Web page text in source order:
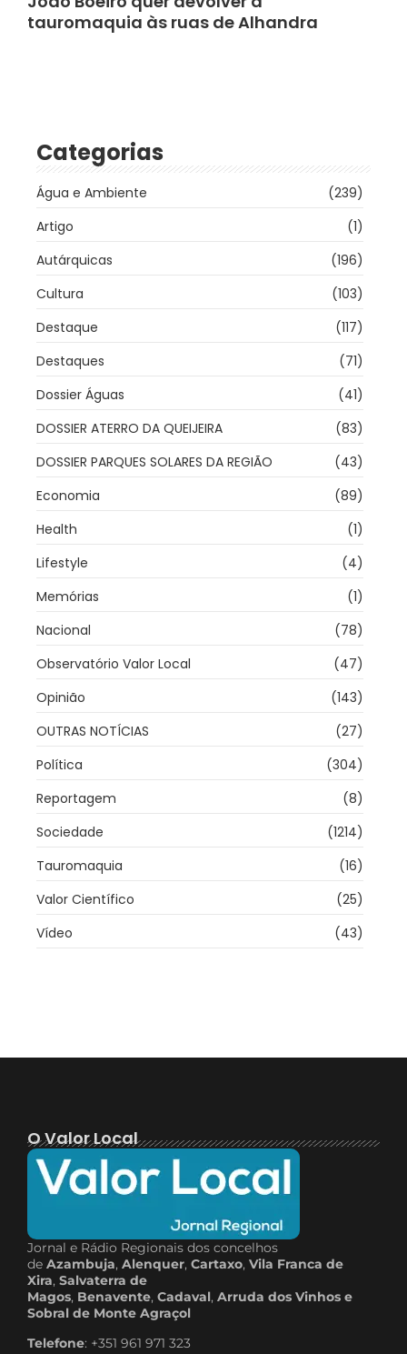
tauromaquia às ruas de Alhandra
Categorias
Água e Ambiente
(239)
Artigo
(1)
Autárquicas
(196)
Cultura
(103)
Destaque
(117)
Destaques
(71)
Dossier Águas
(41)
DOSSIER ATERRO DA QUEIJEIRA
(83)
DOSSIER PARQUES SOLARES DA REGIÃO
(43)
Economia
(89)
Health
(1)
Lifestyle
(4)
Memórias
(1)
Nacional
(78)
Observatório Valor Local
(47)
Opinião
(143)
OUTRAS NOTÍCIAS
(27)
Política
(304)
Reportagem
(8)
Sociedade
(1214)
Tauromaquia
(16)
Valor Científico
(25)
Vídeo
(43)
O Valor Local
Jornal e Rádio Regionais dos concelhos
de Azambuja, Alenquer, Cartaxo, Vila Franca de
Xira, Salvaterra de
Magos, Benavente, Cadaval, Arruda dos Vinhos e
Sobral de Monte Agraçol
Telefone: +351 961 971 323